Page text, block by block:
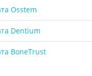
Osstem
Dentium
BoneTrust